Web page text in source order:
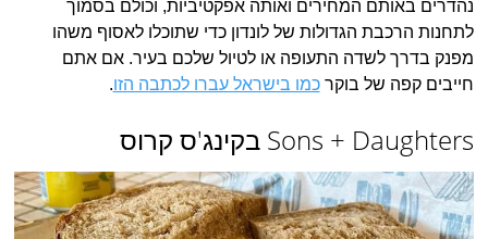
נהדרים באותם המחירים ואותה אפקטיביות, וכולם בסמוך
לתחנות הרכבת הגדולות של לונדון כדי שתוכלו לאסוף משהו
מפנק בדרך לשדה התעופה או לטיול שלכם בעיר. אם אתם
חייבים קפה של בוקרכמו בישראל עברו לכתבה הזו.
Sons + Daughters בקינג'ס קרוס